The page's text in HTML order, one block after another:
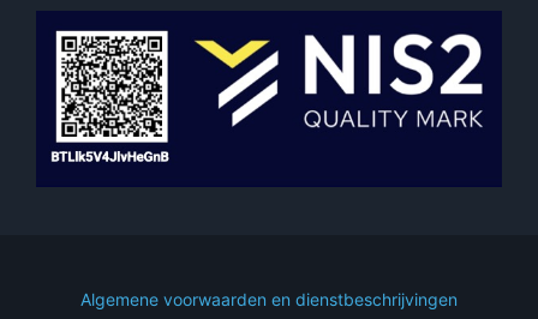
Algemene voorwaarden en dienstbeschrijvingen